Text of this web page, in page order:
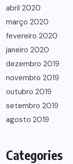
abril 2020
março 2020
fevereiro 2020
janeiro 2020
dezembro 2019
novembro 2019
outubro 2019
setembro 2019
agosto 2019
Categories